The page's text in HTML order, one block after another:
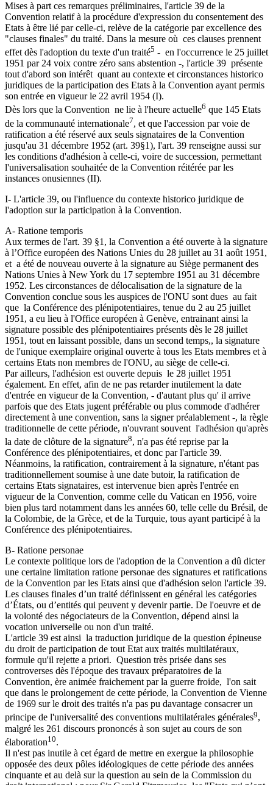
Mises à part ces remarques préliminaires, l'article 39 de la
Convention relatif à la procédure d'expression du consentement des
Etats à être lié par celle-ci, relève de la catégorie par excellence des
"clauses finales" du traité. Dans la mesure où ces clauses prennent
effet dès l'adoption du texte d'un traité5 - en l'occurrence le 25 juillet
1951 par 24 voix contre zéro sans abstention -, l'article 39 présente
tout d'abord son intérêt quant au contexte et circonstances historico
juridiques de la participation des Etats à la Convention ayant permis
son entrée en vigueur le 22 avril 1954 (I).
Dès lors que la Convention ne lie à l'heure actuelle6 que 145 Etats
de la communauté internationale7, et que l'accession par voie de
ratification a été réservé aux seuls signataires de la Convention
jusqu'au 31 décembre 1952 (art. 39§1), l'art. 39 renseigne aussi sur
les conditions d'adhésion à celle-ci, voire de succession, permettant
l'universalisation souhaitée de la Convention réitérée par les
instances onusiennes (II).
I- L'article 39, ou l'influence du contexte historico juridique de
l'adoption sur la participation à la Convention.
A- Ratione temporis
Aux termes de l'art. 39 §1, la Convention a été ouverte à la signature
à l’Office européen des Nations Unies du 28 juillet au 31 août 1951,
et a été de nouveau ouverte à la signature au Siège permanent des
Nations Unies à New York du 17 septembre 1951 au 31 décembre
1952. Les circonstances de délocalisation de la signature de la
Convention conclue sous les auspices de l'ONU sont dues au fait
que la Conférence des plénipotentiaires, tenue du 2 au 25 juillet
1951, a eu lieu à l'Office européen à Genève, entrainant ainsi la
signature possible des plénipotentiaires présents dès le 28 juillet
1951, tout en laissant possible, dans un second temps,, la signature
de l'unique exemplaire original ouverte à tous les Etats membres et à
certains Etats non membres de l'ONU, au siège de celle-ci.
Par ailleurs, l'adhésion est ouverte depuis le 28 juillet 1951
également. En effet, afin de ne pas retarder inutilement la date
d'entrée en vigueur de la Convention, - d'autant plus qu' il arrive
parfois que des Etats jugent préférable ou plus commode d'adhérer
directement à une convention, sans la signer préalablement -, la règle
traditionnelle de cette période, n'ouvrant souvent l'adhésion qu'après
la date de clôture de la signature8, n'a pas été reprise par la
Conférence des plénipotentiaires, et donc par l'article 39.
Néanmoins, la ratification, contrairement à la signature, n'étant pas
traditionnellement soumise à une date butoir, la ratification de
certains Etats signataires, est intervenue bien après l'entrée en
vigueur de la Convention, comme celle du Vatican en 1956, voire
bien plus tard notamment dans les années 60, telle celle du Brésil, de
la Colombie, de la Grèce, et de la Turquie, tous ayant participé à la
Conférence des plénipotentiaires.
B- Ratione personae
Le contexte politique lors de l'adoption de la Convention a dû dicter
une certaine limitation ratione personae des signatures et ratifications
de la Convention par les Etats ainsi que d'adhésion selon l'article 39.
Les clauses finales d’un traité définissent en général les catégories
d’États, ou d’entités qui peuvent y devenir partie. De l'oeuvre et de
la volonté des négociateurs de la Convention, dépend ainsi la
vocation universelle ou non d'un traité.
L'article 39 est ainsi la traduction juridique de la question épineuse
du droit de participation de tout Etat aux traités multilatéraux,
formule qu'il rejette a priori. Question très prisée dans ses
controverses dès l'époque des travaux préparatoires de la
Convention, ère animée fraichement par la guerre froide, l'on sait
que dans le prolongement de cette période, la Convention de Vienne
de 1969 sur le droit des traités n'a pas pu davantage consacrer un
principe de l'universalité des conventions multilatérales générales9,
malgré les 261 discours prononcés à son sujet au cours de son
élaboration10.
Il n'est pas inutile à cet égard de mettre en exergue la philosophie
opposée des deux pôles idéologiques de cette période des années
cinquante et au delà sur la question au sein de la Commission du